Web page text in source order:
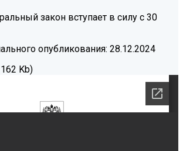
закон вступает в силу с 30
опубликования: 28.12.2024
Kb)